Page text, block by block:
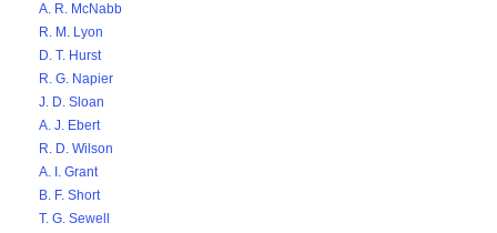
A. R. McNabb
R. M. Lyon
D. T. Hurst
R. G. Napier
J. D. Sloan
A. J. Ebert
R. D. Wilson
A. I. Grant
B. F. Short
T. G. Sewell